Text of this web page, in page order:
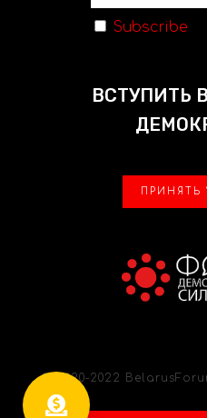
Subscribe
ВСТУПИТЬ
ПРИНЯТЬ
© 2020-2022